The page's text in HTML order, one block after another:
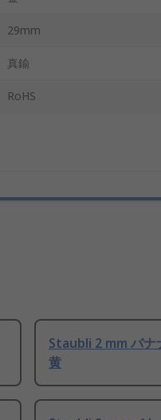
29mm
真鍮
RoHS
Staubli 2 mm バナ
黄